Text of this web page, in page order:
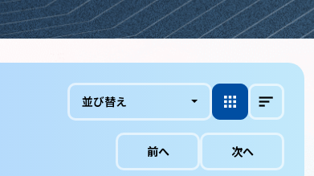
並び替え
前へ 次へ